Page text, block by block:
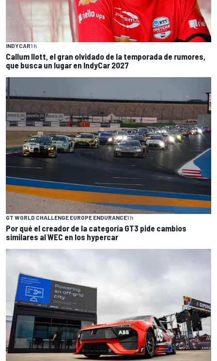
INDYCAR1 h
Callum Ilott, el gran olvidado de la temporada de rumores,
que busca un lugar en IndyCar 2027
GT WORLD CHALLENGE EUROPE ENDURANCE1 h
Por qué el creador de la categoría GT3 pide cambios
similares al WEC en los hypercar